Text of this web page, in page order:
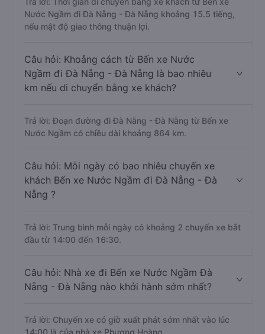
Nước Ngầm đi Đà Nẵng - Đà Nẵng khoảng 15.5 tiếng,
nếu mật độ giao thông thuận lợi.
Câu hỏi: Khoảng cách từ Bến xe Nước
Ngầm đi Đà Nẵng - Đà Nẵng là bao nhiêu
km nếu di chuyển bằng xe khách?
Trả lời: Đoạn đường đi Đà Nẵng - Đà Nẵng từ Bến xe
Nước Ngầm có chiều dài khoảng 864 km.
Câu hỏi: Mỗi ngày có bao nhiêu chuyến xe
khách Bến xe Nước Ngầm đi Đà Nẵng - Đà
Nẵng ?
Trả lời: Trung bình mỗi ngày có khoảng 2 chuyến xe bắt
đầu từ 14:00 đến 16:30.
Câu hỏi: Nhà xe đi Bến xe Nước Ngầm Đà
Nẵng - Đà Nẵng nào khởi hành sớm nhất?
Trả lời: Chuyến xe có giờ xuất phát sớm nhất vào lúc
14:00 là của nhà xe Phượng Hoàng.